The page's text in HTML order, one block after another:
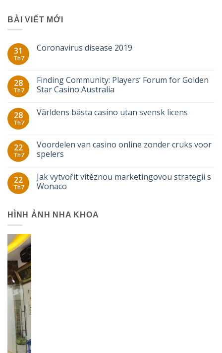
BÀI VIẾT MỚI
31
Th7
Coronavirus disease 2019
28
Th7
Finding Community: Players’ Forum for Golden
Star Casino Australia
28
Th7
Världens bästa casino utan svensk licens
22
Th7
Voordelen van casino online zonder cruks voor
spelers
22
Th7
Jak vytvořit vítěznou marketingovou strategii s
Wonaco
HÌNH ẢNH NHA KHOA